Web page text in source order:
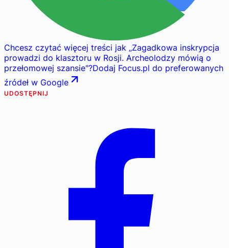
Chcesz czytać więcej treści jak „Zagadkowa inskrypcja
prowadzi do klasztoru w Rosji. Archeolodzy mówią o
przełomowej szansie"?Dodaj Focus.pl do preferowanych
źródeł w Google
UDOSTĘPNIJ